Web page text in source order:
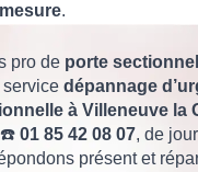
.
pro de porte
service dépannage
à Villeneuve la
☎️ 01 85 42 08 07, de
présent et